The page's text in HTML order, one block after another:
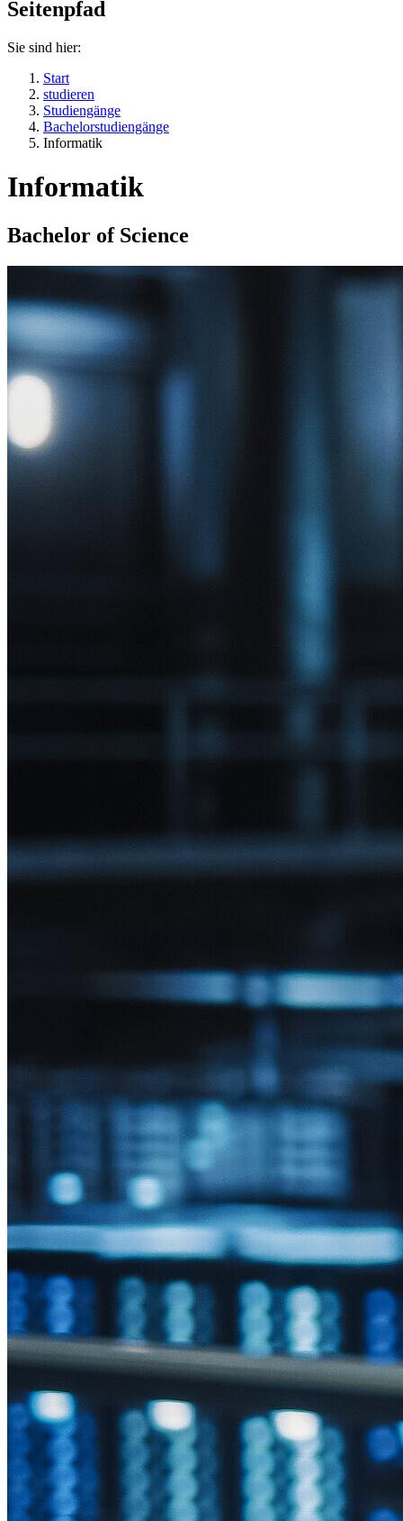
Seitenpfad
Sie sind hier:
Start
studieren
Studiengänge
Bachelorstudiengänge
Informatik
Informatik
Bachelor of Science